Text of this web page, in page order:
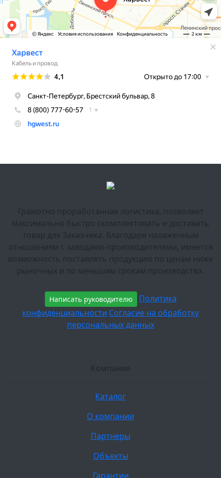
Грамотно проработанная логистика, позволяет
максимально быстро скомплектовать и доставить
товар для Заказчика. Благодаря налаженным
отношениям с заводами-производителями, имеется
возможность поставлять продукцию по ценам ниже
рыночных и по меньшим срокам производства.
Написать руководителю
Политика
конфиденциальности Согласие на обработку
персональных данных
Компания
Каталог
О компании
Партнеры
Объекты
Гарантии